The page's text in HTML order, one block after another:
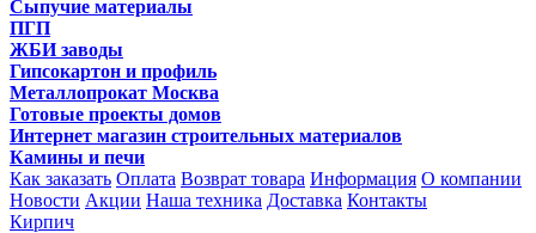
Сыпучие материалы
ПГП
ЖБИ заводы
Гипсокартон и профиль
Металлопрокат Москва
Готовые проекты домов
Интернет магазин строительных материалов
Камины и печи
Как заказать Оплата Возврат товара Информация О компании
Новости Акции Наша техника Доставка Контакты
Кирпич